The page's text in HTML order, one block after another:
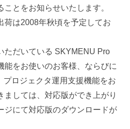
とをお知らせいたします。
荷は2008年秋頃を予定してお
ただいている SKYMENU Pro
能をお使いのお客様、ならびに
ロジェクタ運用支援機能をお
ましては、対応版ができ上がり
ジにて対応版のダウンロードが